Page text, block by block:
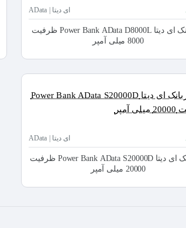
ای دیتا | AData
پاوربانک ای دیتا Power Bank AData D8000L ظرفیت
8000 میلی آمپر
ای دیتا | AData
پاوربانک ای دیتا Power Bank AData S20000D ظرفیت
20000 میلی آمپر